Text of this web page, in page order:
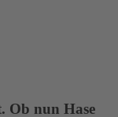
Ob nun Hase